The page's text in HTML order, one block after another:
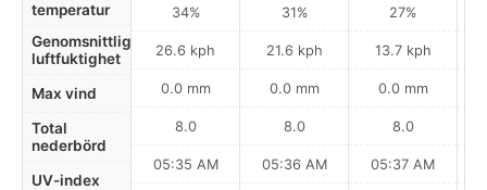
temperatur
Genomsnittlig
luftfuktighet
Max vind
Total
nederbörd
UV-index
34%
26.6 kph
0.0 mm
8.0
05:35 AM
31%
21.6 kph
0.0 mm
8.0
05:36 AM
27%
13.7 kph
0.0 mm
8.0
05:37 AM